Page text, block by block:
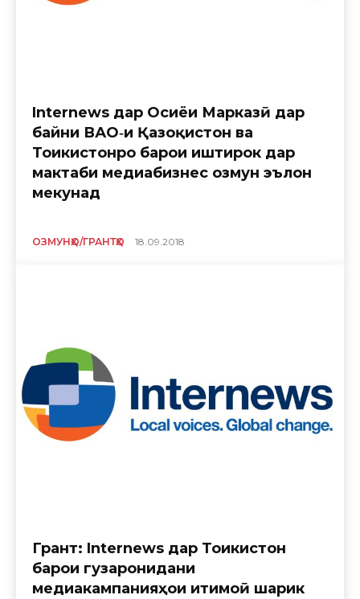
Internews дар Осиёи Марказӣ дар
байни ВАО‑и Қазоқистон ва
Тоҷикистонро барои иштирок дар
мактаби медиабизнес озмун эълон
мекунад
ОЗМУНҲО/ГРАНТҲО 18.09.2018
Грант: Internews дар Тоҷикистон
барои гузаронидани
медиакампанияҳои иҷтимоӣ шарик